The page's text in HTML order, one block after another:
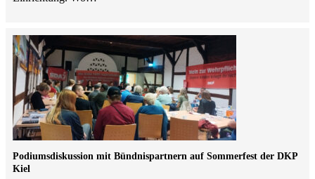
Podiumsdiskussion mit Bündnispartnern auf Sommerfest der DKP
Kiel